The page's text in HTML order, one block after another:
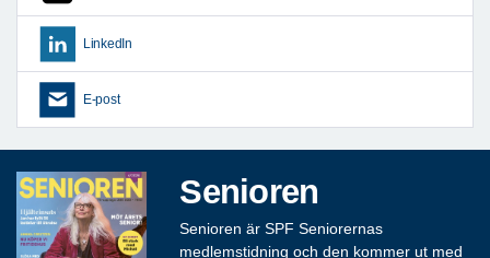
LinkedIn
E-post
Senioren
Senioren är SPF Seniorernas
medlemstidning och den kommer ut med